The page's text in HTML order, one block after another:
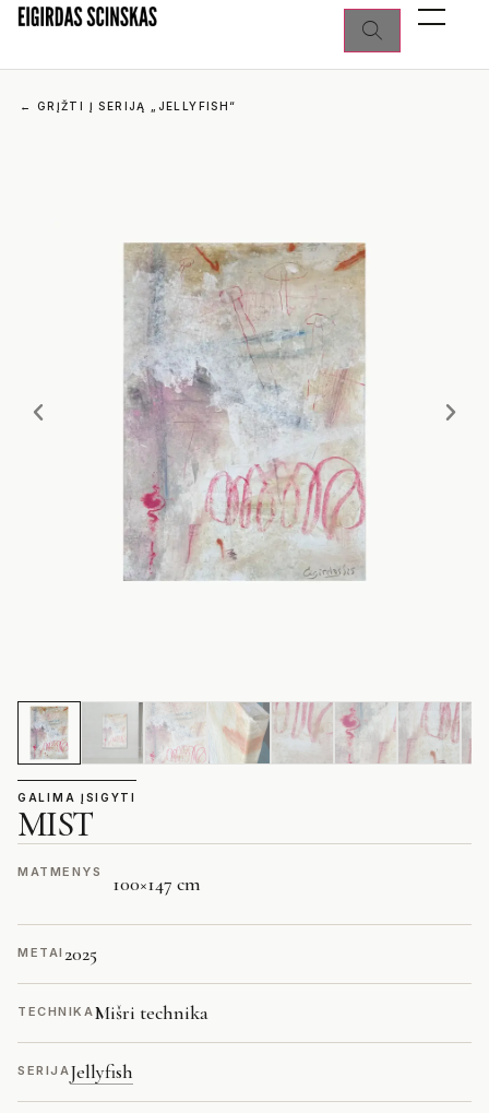
← GRĮŽTI Į SERIJĄ „JELLYFISH“
GALIMA ĮSIGYTI
MIST
MATMENYS 100×147 cm
METAI 2025
TECHNIKAMišri technika
SERIJAJellyfish